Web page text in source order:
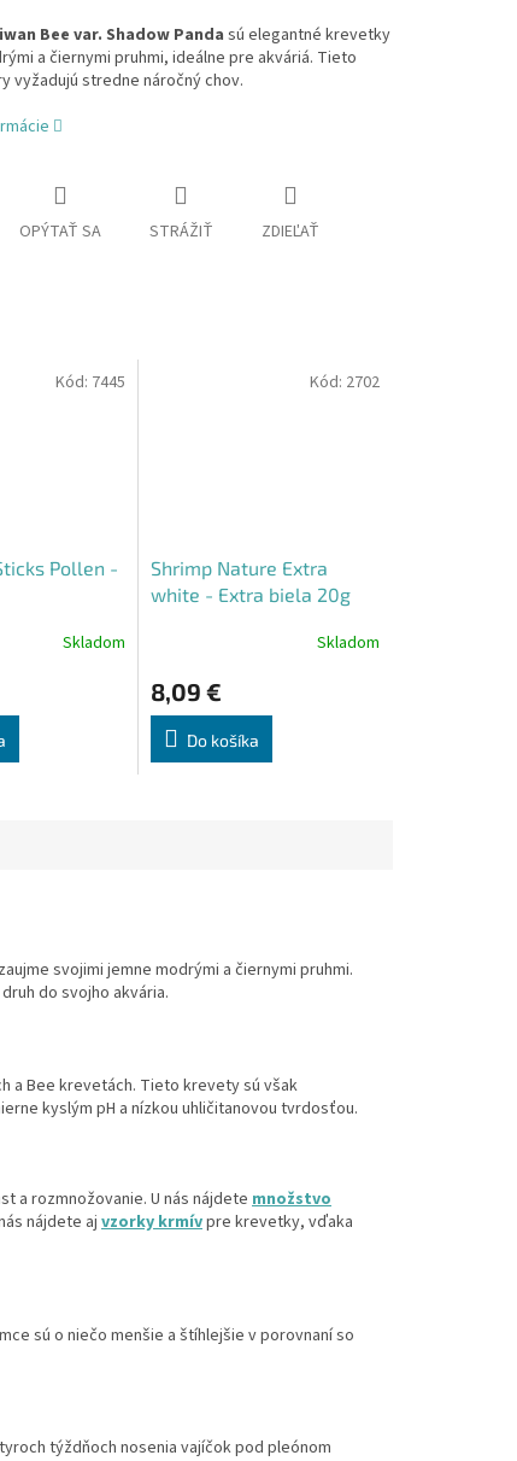
Bee var. Shadow Panda sú elegantné krevetky
a čiernymi pruhmi, ideálne pre akváriá. Tieto
vyžadujú stredne náročný chov.
OPÝTAŤ SA STRÁŽIŤ ZDIEĽAŤ
Pollen -
Skladom
Kód: 7445
Shrimp Nature Extra
white - Extra biela 20g
Skladom
8,09 €
Do košíka
Kód: 2702
svojimi jemne modrými a čiernymi pruhmi.
do svojho akvária.
a Bee krevetách. Tieto krevety sú však
kyslým pH a nízkou uhličitanovou tvrdosťou.
a rozmnožovanie. U nás nájdete množstvo
nájdete aj vzorky krmívpre krevetky, vďaka
sú o niečo menšie a štíhlejšie v porovnaní so
týždňoch nosenia vajíčok pod pleónom